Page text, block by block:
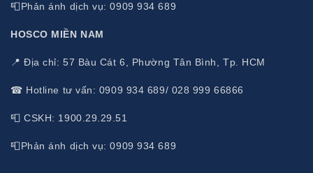
📮Phản ánh dịch vụ: 0909 934 689
HOSCO MIỀN NAM
📍 Địa chỉ: 57 Bàu Cát 6, Phường Tân Bình, Tp. HCM
☎ Hotline tư vấn: 0909 934 689/ 028 999 66866
📮 CSKH: 1900.29.29.51
📮Phản ánh dịch vụ: 0909 934 689